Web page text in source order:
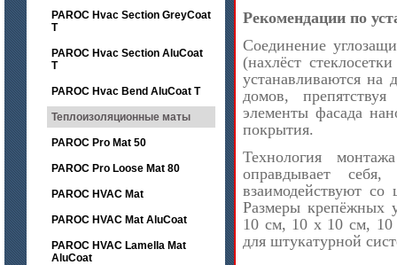
PAROC Hvac Section GreyCoat
T
PAROC Hvac Section AluCoat
T
PAROC Hvac Bend AluCoat T
Теплоизоляционные маты
PAROC Pro Mat 50
PAROC Pro Loose Mat 80
PAROC HVAC Mat
PAROC HVAC Mat AluCoat
PAROC HVAC Lamella Mat
AluCoat
Рекомендации по
Соединение
(нахлёст
устанавливаются на
домов,
элементы фасада
покрытия.
Технология
оправдывает
взаимодействуют со
Размеры крепёжных
10 см, 10 х 10 см, 10
для штукатурной